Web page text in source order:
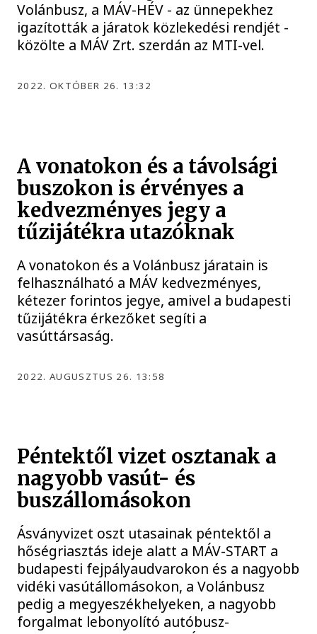
Volánbusz, a MÁV-HÉV - az ünnepekhez
igazították a járatok közlekedési rendjét -
közölte a MÁV Zrt. szerdán az MTI-vel.
2022. OKTÓBER 26. 13:32
A vonatokon és a távolsági
buszokon is érvényes a
kedvezményes jegy a
tűzijátékra utazóknak
A vonatokon és a Volánbusz járatain is
felhasználható a MÁV kedvezményes,
kétezer forintos jegye, amivel a budapesti
tűzijátékra érkezőket segíti a
vasúttársaság.
2022. AUGUSZTUS 26. 13:58
Péntektől vizet osztanak a
nagyobb vasút- és
buszállomásokon
Ásványvizet oszt utasainak péntektől a
hőségriasztás ideje alatt a MÁV-START a
budapesti fejpályaudvarokon és a nagyobb
vidéki vasútállomásokon, a Volánbusz
pedig a megyeszékhelyeken, a nagyobb
forgalmat lebonyolító autóbusz-